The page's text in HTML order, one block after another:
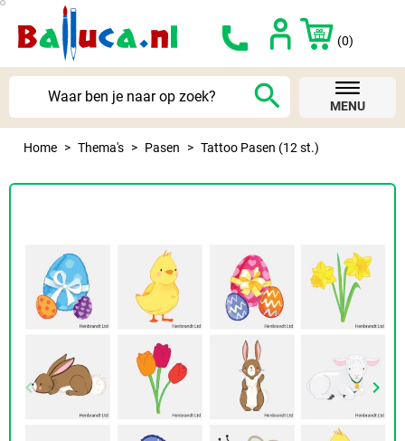
(0)
search MENU
Home Thema's Pasen Tattoo Pasen (12 st.)
Vorige
keyboard_arrow_left keyboard_arrow_right